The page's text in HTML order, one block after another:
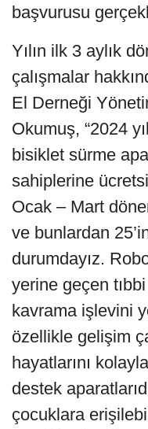
başvurusu
Yılın ilk 3 aylık
çalışmalar
El Derneği
Okumuş, “2024
bisiklet sürme
sahiplerine
Ocak – Mart
ve bunlardan
durumdayız.
yerine geçen
kavrama işlevini
özellikle gelişim
hayatlarını
destek
çocuklara